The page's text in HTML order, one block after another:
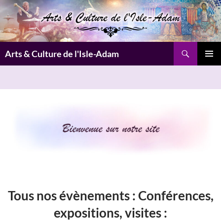
Aller
au
contenu
Arts & Culture de l'Isle-Adam
Tous nos évènements :Conférences,
expositions, visites: